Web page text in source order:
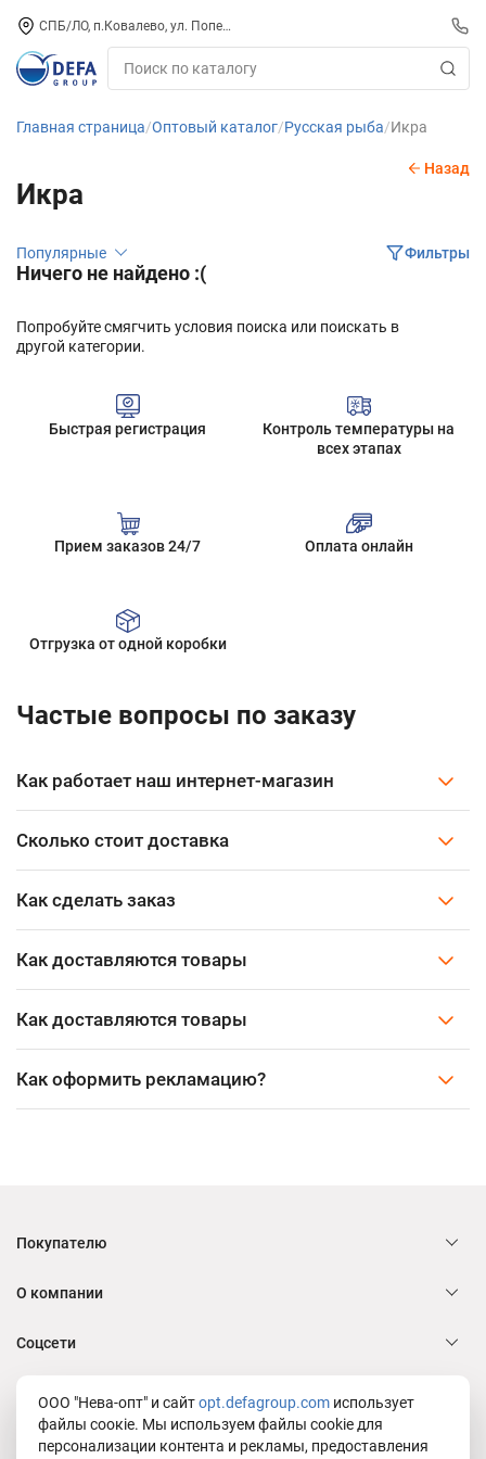
СПБ/ЛО, п.Ковалево, ул. Поперечная, д. 15, СК «ПИРС» («МОРОЗКО»)
Главная страница Оптовый каталог Русская рыба Икра
Икра
Назад
Популярные Фильтры
Ничего не найдено :(
Попробуйте смягчить условия поиска или поискать в
другой категории.
Быстрая регистрация
Контроль температуры на
всех этапах
Прием заказов 24/7 Оплата онлайн
Отгрузка от одной коробки
Частые вопросы по заказу
Как работает наш интернет-магазин
Сколько стоит доставка
Как сделать заказ
Как доставляются товары
Как доставляются товары
Как оформить рекламацию?
Покупателю
О компании
Соцсети
Служба заботы Defa group
ООО "Нева-опт" и сайтopt.defagroup.com использует
файлы соокіе. Мы используем файлы cookie для
персонализации контента и рекламы, предоставления